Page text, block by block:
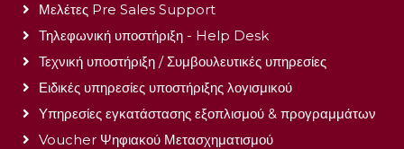
Μελέτες Pre Sales Support
Τηλεφωνική υποστήριξη - Help Desk
Τεχνική υποστήριξη / Συμβουλευτικές υπηρεσίες
Ειδικές υπηρεσίες υποστήριξης λογισμικού
Υπηρεσίες εγκατάστασης εξοπλισμού & προγραμμάτων
Voucher Ψηφιακού Μετασχηματισμού